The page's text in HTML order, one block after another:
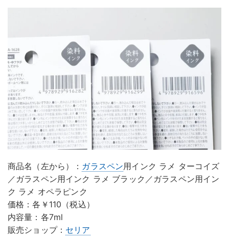
商品名（左から）： ガラスペン用インク ラメ ターコイズ
／ガラスペン用インク ラメ ブラック／ガラスペン用イン
ク ラメ オペラピンク
価格：各￥110（税込）
内容量：各7ml
販売ショップ： セリア